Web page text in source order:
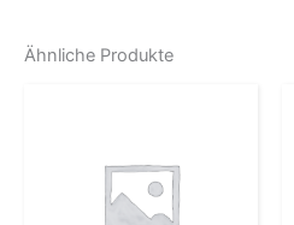
Ähnliche Produkte